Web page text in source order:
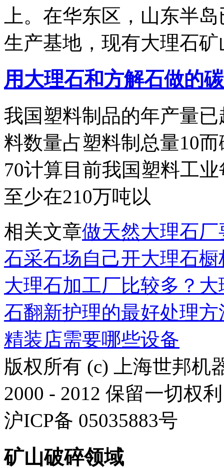
上。在华东区，山东半
生产基地，现有大理石矿
用大理石和方解石做的
我国塑料制品的年产量
料数量占塑料制总量10
70计算目前我国塑料工
至少在210万吨以
相关文章做天然大理石
石采石场自己开大理石
大理石加工厂比较多？ 大
石翻新护理的最好处理方
精装店需要哪些设备
版权所有 (c) 上海世邦机
2000 - 2012 保留一切权利
沪ICP备 05035883号
矿山破碎领域